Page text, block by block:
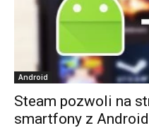
Android
Steam pozwoli na
smartfony z